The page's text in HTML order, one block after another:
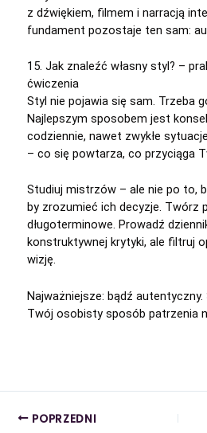
z dźwiękiem, filmem i narracją
fundament pozostaje ten sam:
15. Jak znaleźć własny styl? –
ćwiczenia
Styl nie pojawia się sam. Trzeba
Najlepszym sposobem jest
codziennie, nawet zwykłe
– co się powtarza, co przyciąga
Studiuj mistrzów – ale nie po to,
by zrozumieć ich decyzje. Twórz
długoterminowe. Prowadź
konstruktywnej krytyki, ale filtruj
wizję.
Najważniejsze: bądź
Twój osobisty sposób patrzenia
POPRZEDNI